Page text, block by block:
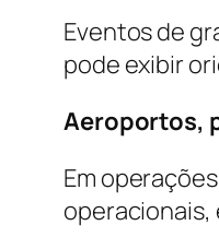
Eventos de
pode exibir
Aeroportos,
Em
operacionais,